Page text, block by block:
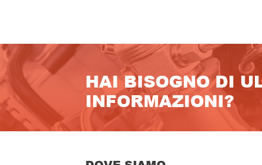
HAI BISOGNO DI
INFORMAZIONI?